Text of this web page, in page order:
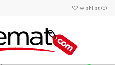
Wishlist (0)